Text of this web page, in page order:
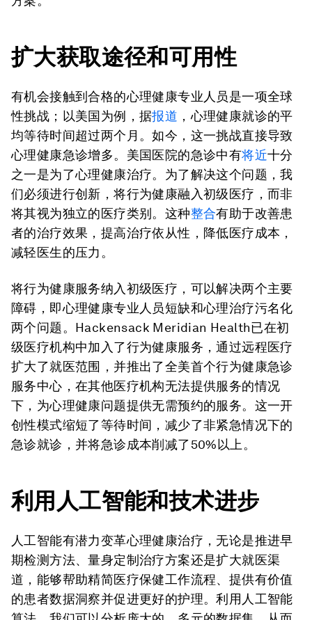
扩大获取途径和可用性
有机会接触到合格的心理健康专业人员是一项全球
性挑战；以美国为例，据报道 ，心理健康就诊的平
均等待时间超过两个月。如今，这一挑战直接导致
心理健康急诊增多。美国医院的急诊中有将近十分
之一是为了心理健康治疗。为了解决这个问题，我
们必须进行创新，将行为健康融入初级医疗，而非
将其视为独立的医疗类别。这种整合有助于改善患
者的治疗效果，提高治疗依从性，降低医疗成本，
减轻医生的压力。
将行为健康服务纳入初级医疗，可以解决两个主要
障碍，即心理健康专业人员短缺和心理治疗污名化
两个问题。Hackensack Meridian Health已在初
级医疗机构中加入了行为健康服务，通过远程医疗
扩大了就医范围，并推出了全美首个行为健康急诊
服务中心，在其他医疗机构无法提供服务的情况
下，为心理健康问题提供无需预约的服务。这一开
创性模式缩短了等待时间，减少了非紧急情况下的
急诊就诊，并将急诊成本削减了50%以上。
利用人工智能和技术进步
人工智能有潜力变革心理健康治疗，无论是推进早
期检测方法、量身定制治疗方案还是扩大就医渠
道，能够帮助精简医疗保健工作流程、提供有价值
的患者数据洞察并促进更好的护理。利用人工智能